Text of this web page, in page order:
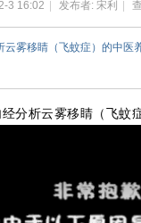
3 16:02 发布者: 宋利
雾移睛（飞蚊症）的中
分析云雾移睛（飞蚊